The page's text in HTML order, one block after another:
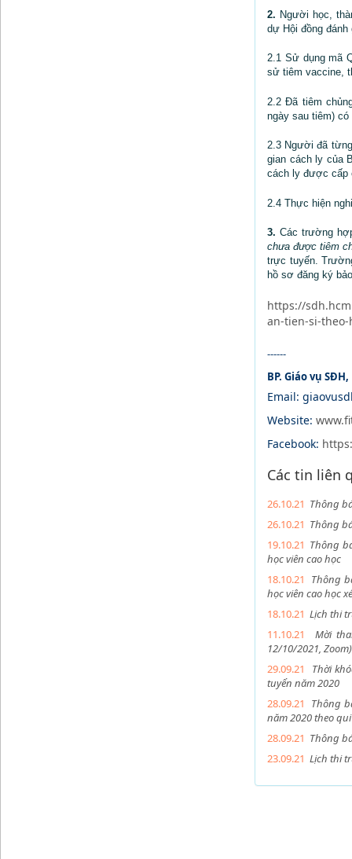
2. Người học,
dự Hội đồng
2.1 Sử dụng mã
sử tiêm vaccine,
2.2 Đã tiêm
ngày sau tiêm)
2.3 Người đã
gian cách ly của
cách ly được cấp
2.4 Thực hiện
3. Các trường
chưa được tiêm
trực tuyến.
hồ sơ đăng ký
https://
an-tien-si-
------
BP. Giáo vụ
Email:
Website:
Facebook:
Các tin liên
26.10.21 Thông
26.10.21 Thông
19.10.21 Thông
học viên cao học
18.10.21
Thông
học viên cao học
18.10.21 Lịch thi
11.10.21
Mời
12/10/2021, Zoom)
29.09.21
Thời
tuyển năm 2020
28.09.21
Thông
năm 2020 theo
28.09.21 Thông
23.09.21 Lịch thi